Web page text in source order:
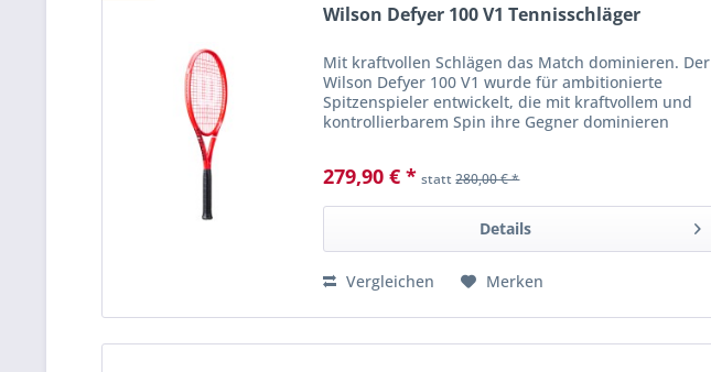
Wilson Defyer 100 V1 Tennisschläger
Mit kraftvollen Schlägen das Match dominieren. Der
Wilson Defyer 100 V1 wurde für ambitionierte
Spitzenspieler entwickelt, die mit kraftvollem und
kontrollierbarem Spin ihre Gegner dominieren
279,90 € * statt280,00 € *
Details
Vergleichen Merken